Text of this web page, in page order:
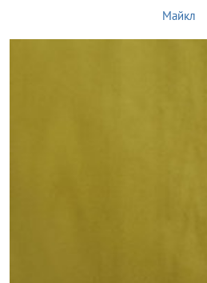
Майкл